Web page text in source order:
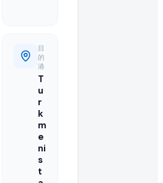
订单需要多大数量?
refined sunflower oil 吗?
似采购需求"栏目,或在我们的全球
oil 的认证供应商?
册并完善企业资料以成为认证制
运输条款?
目
的
港
T
u
r
k
m
e
ni
s
t